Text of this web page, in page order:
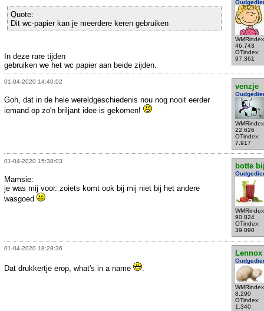
46.743
OTindex:
97.361
Quote:
Dit wc-papier kan je meerdere keren gebruiken
In deze rare tijden
gebruiken we het wc papier aan beide zijden.
01-04-2020 14:40:02
venzje
22.626
OTindex:
7.917
Goh, dat in de hele wereldgeschiedenis nou nog nooit eerder
iemand op zo'n briljant idee is gekomen!
01-04-2020 15:38:03
botte
90.824
OTindex:
39.090
Mamsie:
je was mij voor. zoiets komt ook bij mij niet bij het andere
wasgoed
01-04-2020 18:28:36
Lennox
8.290
OTindex:
1.340
Dat drukkertje erop, what's in a name .